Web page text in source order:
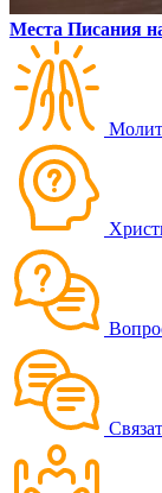
Места Писания